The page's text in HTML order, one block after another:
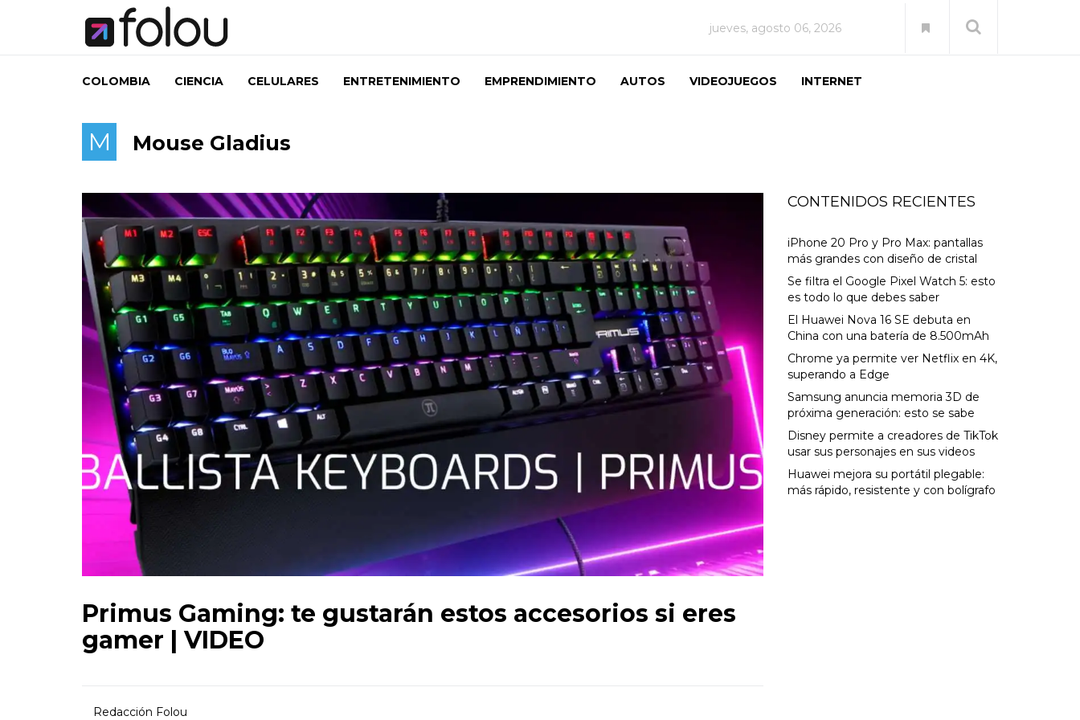
jueves, agosto 06, 2026
COLOMBIA CIENCIA CELULARES ENTRETENIMIENTO EMPRENDIMIENTO AUTOS VIDEOJUEGOS INTERNET
M Mouse Gladius
Primus Gaming: te gustarán estos accesorios si eres
gamer | VIDEO
Redacción Folou
CONTENIDOS RECIENTES
iPhone 20 Pro y Pro Max: pantallas
más grandes con diseño de cristal
Se filtra el Google Pixel Watch 5: esto
es todo lo que debes saber
El Huawei Nova 16 SE debuta en
China con una batería de 8.500mAh
Chrome ya permite ver Netflix en 4K,
superando a Edge
Samsung anuncia memoria 3D de
próxima generación: esto se sabe
Disney permite a creadores de TikTok
usar sus personajes en sus videos
Huawei mejora su portátil plegable:
más rápido, resistente y con bolígrafo